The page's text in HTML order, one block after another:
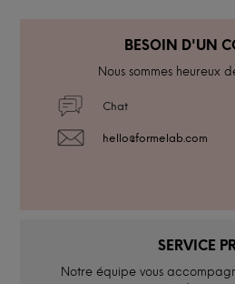
BESOIN D'UN
Nous sommes heureux
Chat
hello@formelab.com
SERVICE
Notre équipe vous